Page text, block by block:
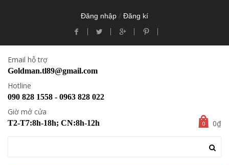
Đăng nhập / Đăng kí
Email hỗ trợ
Goldman.tl89@gmail.com
Hotline
090 828 1558 - 0963 828 022
Giờ mở cửa
T2-T7:8h-18h; CN:8h-12h 0 0₫